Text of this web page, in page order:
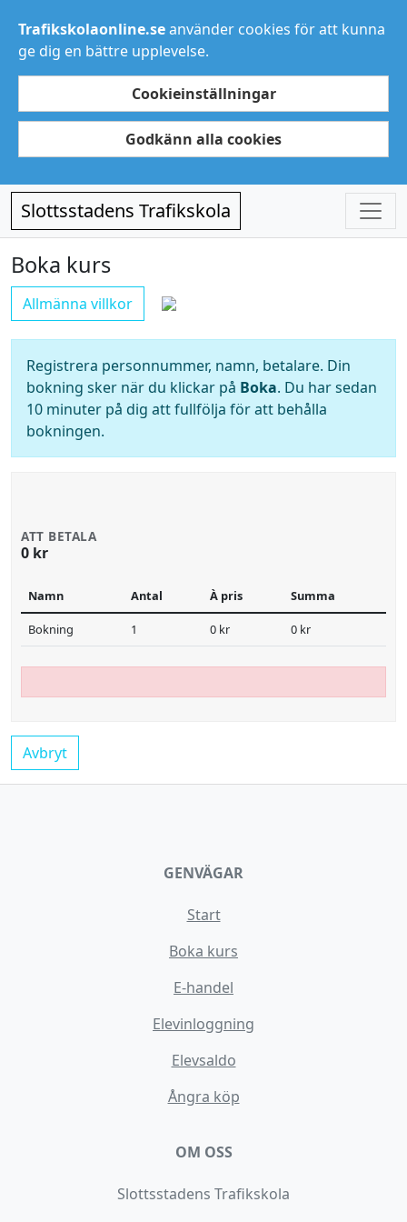
Trafikskolaonline.seanvänder cookies för att kunna
ge dig en bättre upplevelse.
Cookieinställningar
Godkänn alla cookies
Slottsstadens Trafikskola
Boka kurs
Allmänna villkor
Registrera personnummer, namn, betalare. Din
bokning sker när du klickar på Boka. Du har sedan
10 minuter på dig att fullfölja för att behålla
bokningen.
ATT BETALA
0 kr
Namn Antal À pris Summa
Bokning 1 0 kr 0 kr
Avbryt
GENVÄGAR
Start
Boka kurs
E-handel
Elevinloggning
Elevsaldo
Ångra köp
OM OSS
Slottsstadens Trafikskola